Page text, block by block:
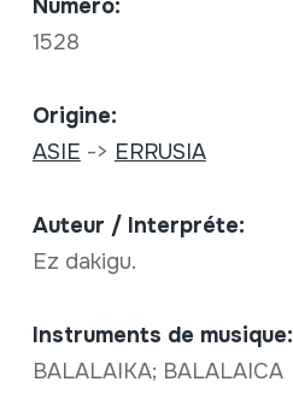
Numéro:
1528
Origine:
ASIE -> ERRUSIA
Auteur / Interpréte:
Ez dakigu.
Instruments de musique:
BALALAIKA; BALALAICA